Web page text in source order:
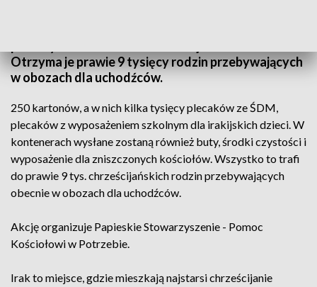
Otrzyma je prawie 9 tysięcy rodzin przebywających
w obozach dla uchodźców.
250 kartonów, a w nich kilka tysięcy plecaków ze ŚDM,
plecaków z wyposażeniem szkolnym dla irakijskich dzieci. W
kontenerach wysłane zostaną również buty, środki czystości i
wyposażenie dla zniszczonych kościołów. Wszystko to trafi
do prawie 9 tys. chrześcijańskich rodzin przebywających
obecnie w obozach dla uchodźców.
Akcję organizuje Papieskie Stowarzyszenie - Pomoc
Kościołowi w Potrzebie.
Irak to miejsce, gdzie mieszkają najstarsi chrześcijanie